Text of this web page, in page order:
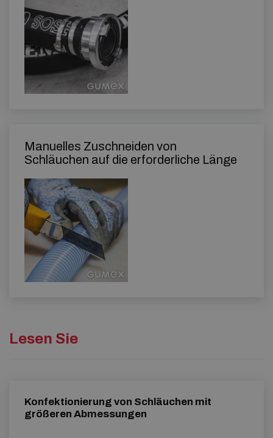
Manuelles Zuschneiden von
Schläuchen auf die erforderliche Länge
Lesen Sie
Konfektionierung von Schläuchen mit
größeren Abmessungen